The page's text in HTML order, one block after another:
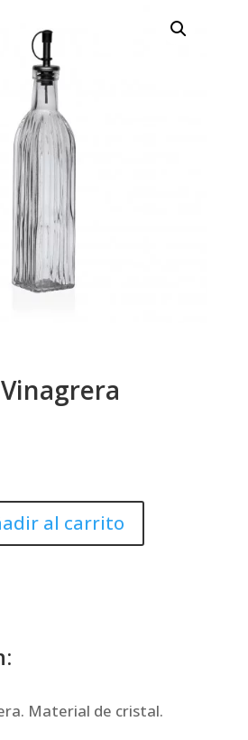
al carrito
Material de cristal.